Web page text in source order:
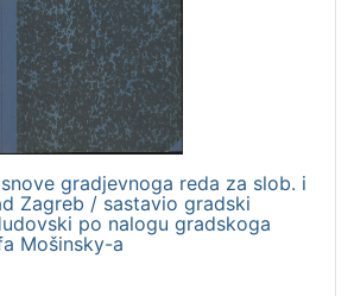
gradjevnoga reda za slob. i
Zagreb / sastavio gradski
po nalogu gradskoga
Mošinsky-a